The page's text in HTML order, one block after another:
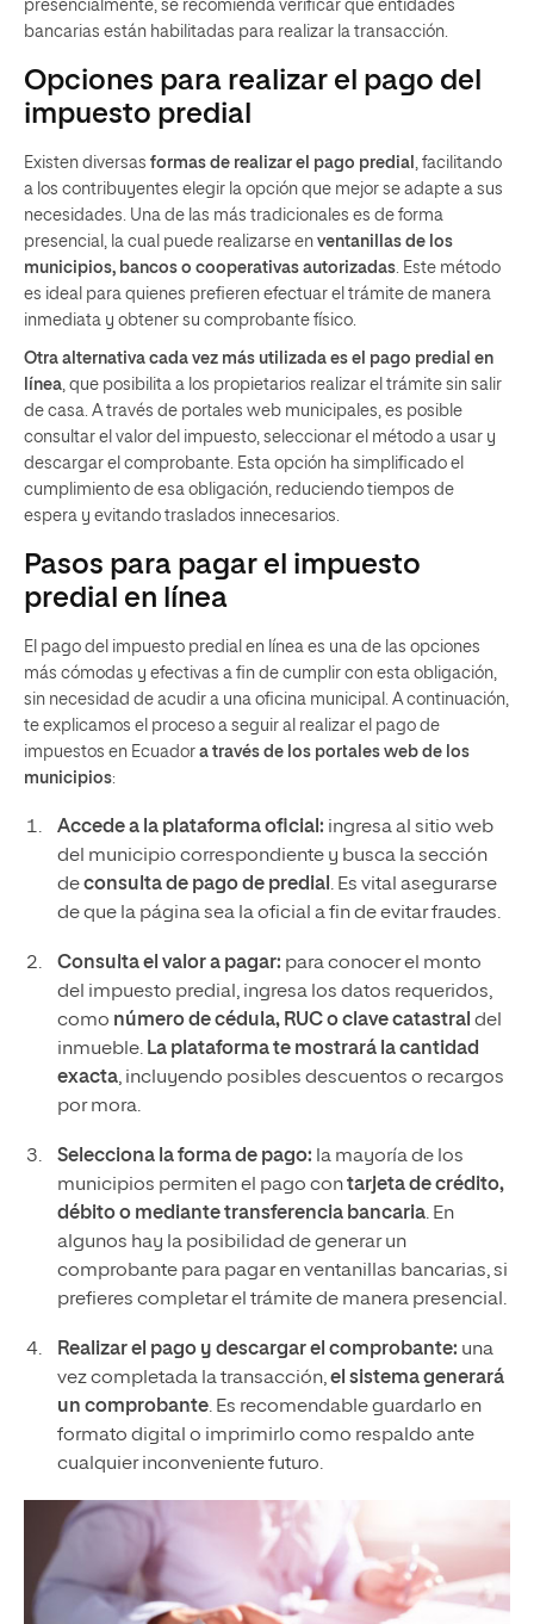
presencialmente, se recomienda verificar qué entidades
bancarias están habilitadas para realizar la transacción.
Opciones para realizar el pago del
impuesto predial
Existen diversas formas de realizar el pago predial
, facilitando
a los contribuyentes elegir la opción que mejor se adapte a sus
necesidades. Una de las más tradicionales es de forma
presencial, la cual puede realizarse en ventanillas de los
municipios, bancos o cooperativas autorizadas . Este método
es ideal para quienes prefieren efectuar el trámite de manera
inmediata y obtener su comprobante físico.
Otra alternativa cada vez más utilizada es el pago predial en
línea , que posibilita a los propietarios realizar el trámite sin salir
de casa. A través de portales web municipales, es posible
consultar el valor del impuesto, seleccionar el método a usar y
descargar el comprobante. Esta opción ha simplificado el
cumplimiento de esa obligación, reduciendo tiempos de
espera y evitando traslados innecesarios.
Pasos para pagar el impuesto
predial en línea
El pago del impuesto predial en línea es una de las opciones
más cómodas y efectivas a fin de cumplir con esta obligación,
sin necesidad de acudir a una oficina municipal. A continuación,
te explicamos el proceso a seguir al realizar el pago de
impuestos en Ecuador a través de los portales web de los
municipios:
Accede a la plataforma oficial: ingresa al sitio web
del municipio correspondiente y busca la sección
deconsulta de pago de predial . Es vital asegurarse
de que la página sea la oficial a fin de evitar fraudes.
Consulta el valor a pagar: para conocer el monto
del impuesto predial, ingresa los datos requeridos,
como número de cédula, RUC o clave catastral del
inmueble. La plataforma te mostrará la cantidad
exacta, incluyendo posibles descuentos o recargos
por mora.
Selecciona la forma de pago: la mayoría de los
municipios permiten el pago contarjeta de crédito,
débito o mediante transferencia bancaria. En
algunos hay la posibilidad de generar un
comprobante para pagar en ventanillas bancarias, si
prefieres completar el trámite de manera presencial.
Realizar el pago y descargar el comprobante: una
vez completada la transacción,el sistema generará
un comprobante. Es recomendable guardarlo en
formato digital o imprimirlo como respaldo ante
cualquier inconveniente futuro.